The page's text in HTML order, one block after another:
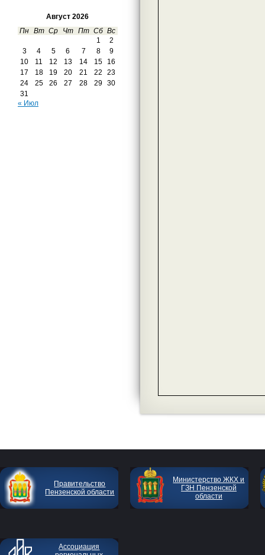
Август 2026
Пн Вт Ср Чт Пт Сб Вс
1
2
3
4 5 6 7 8
9
10
11 12 13 14 15
16
17
18 19 20 21 22
23
24
25 26 27 28 29
30
31
« Июл
Правительство
Пензенской области
Министерство ЖКХ и
ГЗН Пензенской
области
Ассоциация